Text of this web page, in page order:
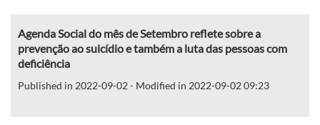
Agenda Social do mês de Setembro reflete sobre a
prevenção ao suicídio e também a luta das pessoas com
deficiência
Published in 2022-09-02 - Modified in 2022-09-02 09:23